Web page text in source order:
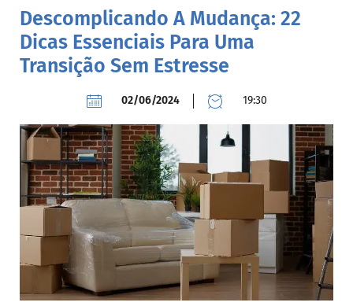
Descomplicando A Mudança: 22
Dicas Essenciais Para Uma
Transição Sem Estresse
02/06/2024 19:30